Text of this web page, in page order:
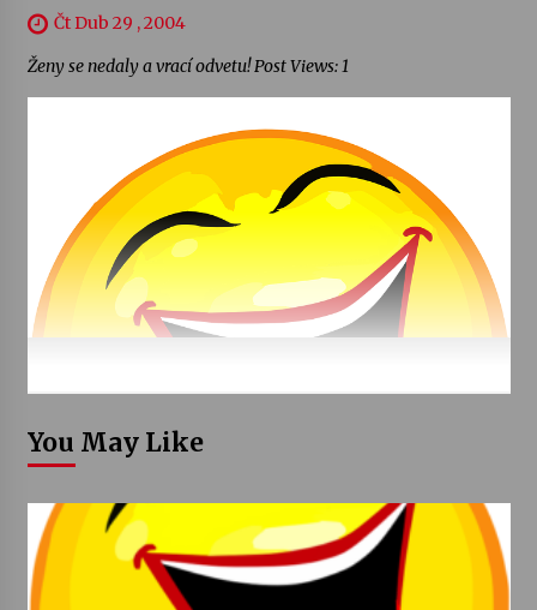
Čt Dub 29 , 2004
Ženy se nedaly a vrací odvetu! Post Views: 1
You May Like